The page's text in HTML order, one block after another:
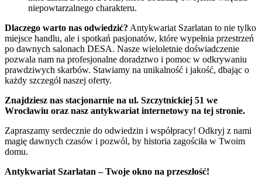
niepowtarzalnego charakteru.
Dlaczego warto nas odwiedzić? Antykwariat Szarlatan to nie tylko
miejsce handlu, ale i spotkań pasjonatów, które wypełnia przestrzeń
po dawnych salonach DESA. Nasze wieloletnie doświadczenie
pozwala nam na profesjonalne doradztwo i pomoc w odkrywaniu
prawdziwych skarbów. Stawiamy na unikalność i jakość, dbając o
każdy szczegół naszej oferty.
Znajdziesz nas stacjonarnie na ul. Szczytnickiej 51 we
Wrocławiu oraz nasz antykwariat internetowy na tej stronie.
Zapraszamy serdecznie do odwiedzin i współpracy! Odkryj z nami
magię dawnych czasów i pozwól, by historia zagościła w Twoim
domu.
Antykwariat Szarlatan – Twoje okno na przeszłość!